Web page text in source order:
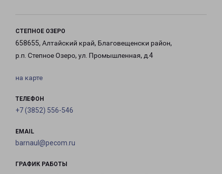
СТЕПНОЕ ОЗЕРО
658655, Алтайский край, Благовещенски район,
р.п. Степное Озеро, ул. Промышленная, д.4
на карте
ТЕЛЕФОН
+7 (3852) 556-546
EMAIL
barnaul@pecom.ru
ГРАФИК РАБОТЫ